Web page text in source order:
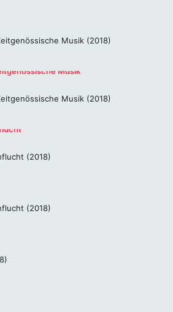
Musik (2018)
Musik (2018)
(2018)
(2018)